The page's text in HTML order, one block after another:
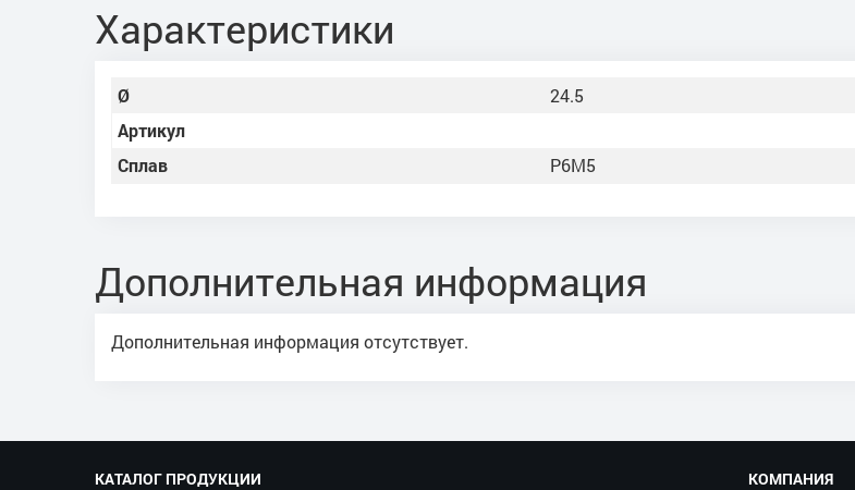
Характеристики
Ø
24.5
Артикул
Сплав
Р6М5
Дополнительная информация
Дополнительная информация отсутствует.
КАТАЛОГ ПРОДУКЦИИ
КОМПАНИЯ